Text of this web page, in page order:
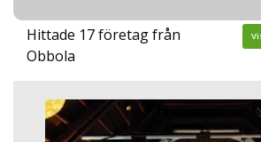
Hittade 17 företag från
Obbola